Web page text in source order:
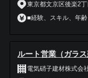
東京都文京区後楽2
■経験、スキル、年
ルート営業（ガラス
電気硝子建材株式会